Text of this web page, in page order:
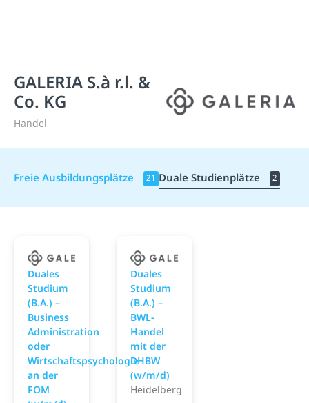
GALERIA S.à r.l. &
Co. KG
Handel
Freie Ausbildungsplätze 21 Duale Studienplätze 2
GALERIA S.à r.l. & Co. KG
Duales
Studium
(B.A.) –
Business
Administration
oder
Wirtschaftspsychologie
an der
FOM
Duales
Studium
(B.A.) –
BWL-
Handel
mit der
DHBW
(w/m/d)
Heidelberg